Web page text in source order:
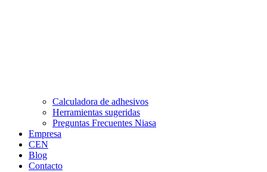
Calculadora de adhesivos
Herramientas sugeridas
Preguntas Frecuentes Niasa
Empresa
CEN
Blog
Contacto